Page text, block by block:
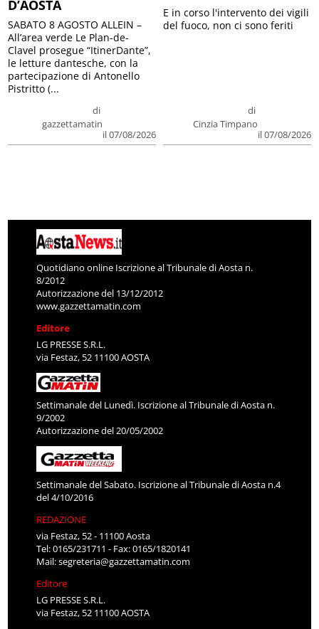
D’AOSTA
di
gazzettamatin
il 07/08/2026
SABATO 8 AGOSTO ALLEIN –
All’area verde Le Plan-de-
Clavel prosegue “ItinerDante”,
le letture dantesche, con la
partecipazione di Antonello
Pistritto (...
di
Cinzia Timpano
il 07/08/2026
E in corso l'intervento dei vigili
del fuoco, non ci sono feriti
Quotidiano online Iscrizione al Tribunale di Aosta n.
8/2012
Autorizzazione del 13/12/2012
www.gazzettamatin.com
Editore
LG PRESSE S.R.L.
via Festaz, 52 11100 AOSTA
Settimanale del Lunedì. Iscrizione al Tribunale di Aosta n.
9/2002
Autorizzazione del 20/05/2002
Settimanale del Sabato. Iscrizione al Tribunale di Aosta n.4
del 4/10/2016
REDAZIONE
via Festaz, 52 - 11100 Aosta
Tel: 0165/231711 - Fax: 0165/1820141
Mail:segreteria@gazzettamatin.com
Editore
LG PRESSE S.R.L.
via Festaz, 52 11100 AOSTA